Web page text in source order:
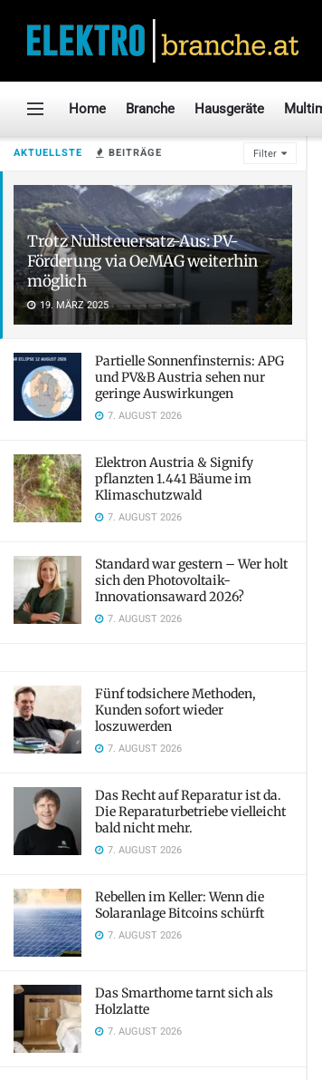
AKTUELLSTE BEITRÄGE Filter
Trotz Nullsteuersatz-Aus: PV-
Förderung via OeMAG weiterhin
möglich
19. MÄRZ 2025
Partielle Sonnenfinsternis: APG
und PV&B Austria sehen nur
geringe Auswirkungen
7. AUGUST 2026
Elektron Austria & Signify
pflanzten 1.441 Bäume im
Klimaschutzwald
7. AUGUST 2026
Standard war gestern – Wer holt
sich den Photovoltaik-
Innovationsaward 2026?
7. AUGUST 2026
Fünf todsichere Methoden,
Kunden sofort wieder
loszuwerden
7. AUGUST 2026
Das Recht auf Reparatur ist da.
Die Reparaturbetriebe vielleicht
bald nicht mehr.
7. AUGUST 2026
Rebellen im Keller: Wenn die
Solaranlage Bitcoins schürft
7. AUGUST 2026
Das Smarthome tarnt sich als
Holzlatte
7. AUGUST 2026
Home Branche Hausgeräte